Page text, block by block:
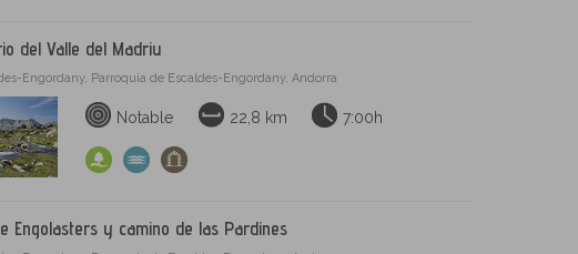
del Valle del Madriu
Engordany, Parroquia de Escaldes-Engordany, Andorra
Notable 22,8 km 7:00h
Engolasters y camino de las Pardines